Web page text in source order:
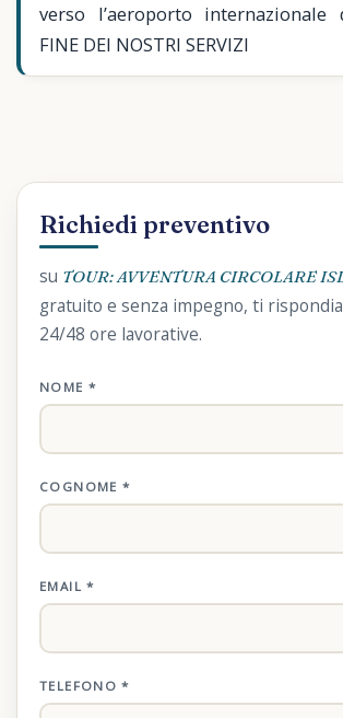
verso l’aeroporto
FINE DEI NOSTRI SERVIZI
Richiedi preventivo
su TOUR: AVVENTURA CIRCOLARE
gratuito e senza impegno, ti
24/48 ore lavorative.
NOME *
COGNOME *
EMAIL *
TELEFONO *